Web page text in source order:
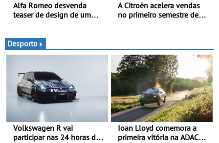
Alfa Romeo desvenda
teaser de design de um
oficialmente no quarto
trimestre de 2027
A Citroën acelera vendas
no primeiro semestre de
Desporto
Volkswagen R vai
participar nas 24 horas de
Ioan Lloyd comemora a
primeira vitória na ADAC